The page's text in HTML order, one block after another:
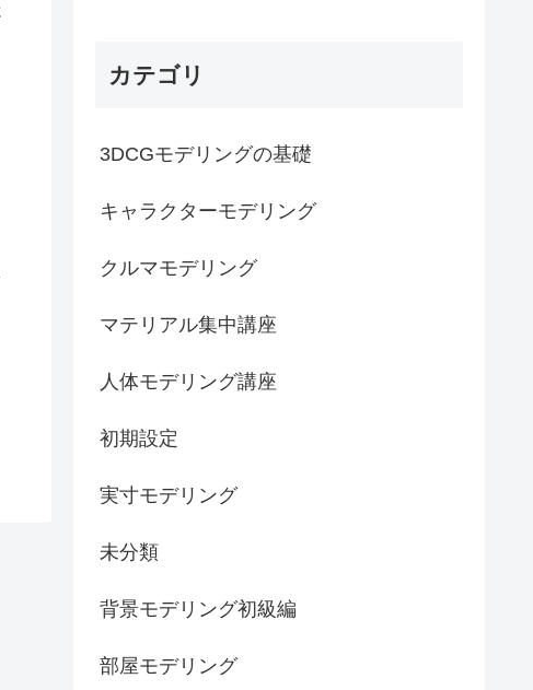
カテゴリ
3DCGモデリングの基礎
キャラクターモデリング
クルマモデリング
マテリアル集中講座
人体モデリング講座
初期設定
実寸モデリング
未分類
背景モデリング初級編
部屋モデリング